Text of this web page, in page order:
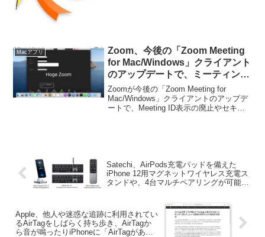
Macアプリ
Zoom、今後の「Zoom Meeting
for Mac/Windows」クライアント
のアップデートで、ミーティング
ID表示の廃止やセキュリティ・オ
プションを追加すると発表。
Zoomが今後の「Zoom Meeting for
Mac/Windows」クライアントのアップデ
ートで、Meeting ID表示の廃止やセキュ
Satechi、AirPods充電パッドを備えた
iPhone 12用マグネットワイヤレス充電ス
タンドや、4台マルチペアリングが可能な
Apple、他人や迷惑な追跡に利用されてい
るAirTagをしばらく持ち歩き、AirTagか
ら音が鳴ったりiPhoneに「AirTagがあな